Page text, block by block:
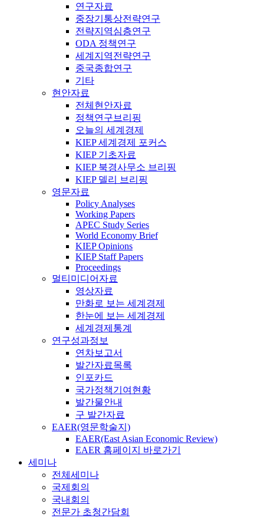
연구자료
중장기통상전략연구
전략지역심층연구
ODA 정책연구
세계지역전략연구
중국종합연구
기타
현안자료
전체현안자료
정책연구브리핑
오늘의 세계경제
KIEP 세계경제 포커스
KIEP 기초자료
KIEP 북경사무소 브리핑
KIEP 델리 브리핑
영문자료
Policy Analyses
Working Papers
APEC Study Series
World Economy Brief
KIEP Opinions
KIEP Staff Papers
Proceedings
멀티미디어자료
영상자료
만화로 보는 세계경제
한눈에 보는 세계경제
세계경제통계
연구성과정보
연차보고서
발간자료목록
인포카드
국가정책기여현황
발간물안내
구 발간자료
EAER(영문학술지)
EAER(East Asian Economic Review)
EAER 홈페이지 바로가기
세미나
전체세미나
국제회의
국내회의
전문가 초청간담회